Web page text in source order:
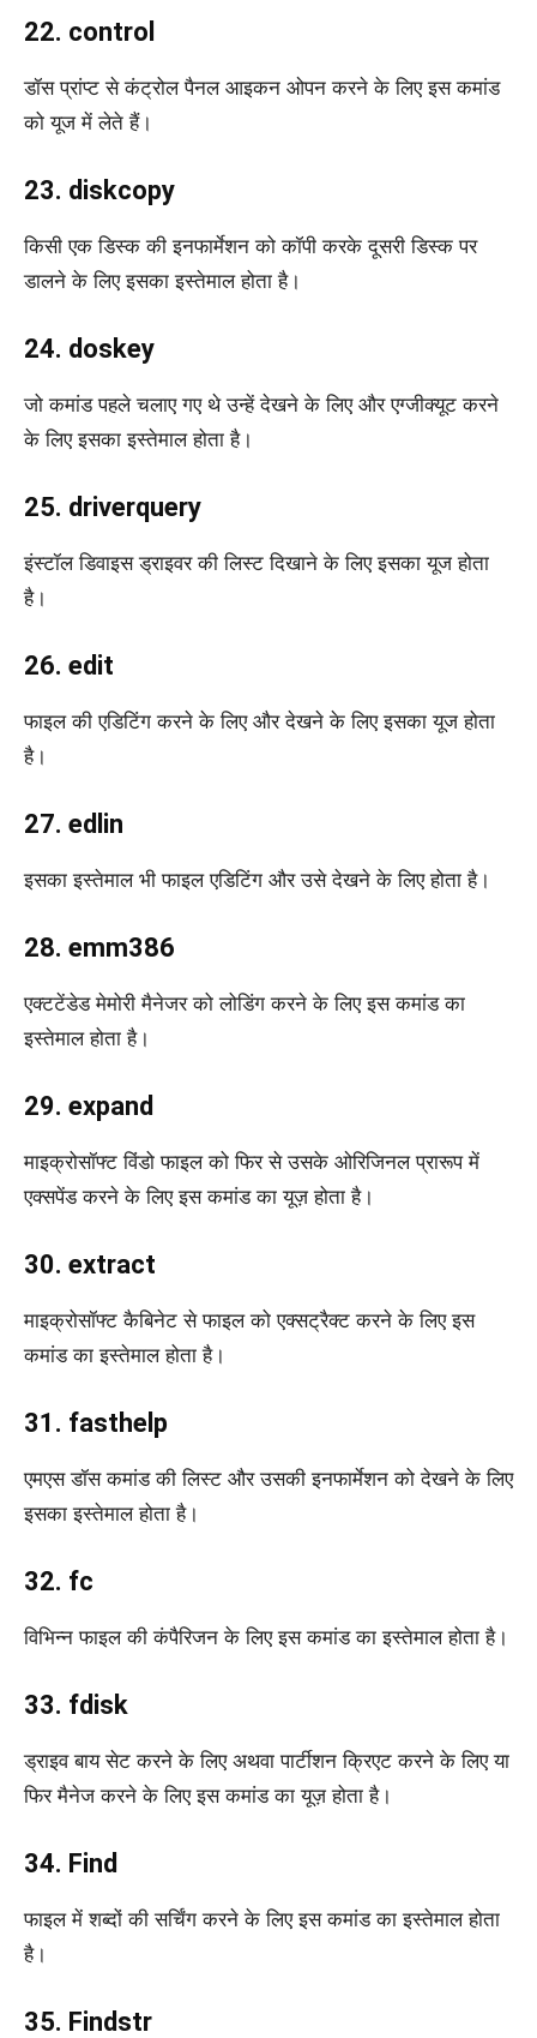
22. control
डॉस प्रांप्ट से कंट्रोल पैनल आइकन ओपन करने के लिए इस कमांड
को यूज में लेते हैं।
23. diskcopy
किसी एक डिस्क की इनफार्मेशन को कॉपी करके दूसरी डिस्क पर
डालने के लिए इसका इस्तेमाल होता है।
24. doskey
जो कमांड पहले चलाए गए थे उन्हें देखने के लिए और एग्जीक्यूट करने
के लिए इसका इस्तेमाल होता है।
25. driverquery
इंस्टॉल डिवाइस ड्राइवर की लिस्ट दिखाने के लिए इसका यूज होता
है।
26. edit
फाइल की एडिटिंग करने के लिए और देखने के लिए इसका यूज होता
है।
27. edlin
इसका इस्तेमाल भी फाइल एडिटिंग और उसे देखने के लिए होता है।
28. emm386
एक्‍टटेंडेड मेमोरी मैनेजर को लोडिंग करने के लिए इस कमांड का
इस्तेमाल होता है।
29. expand
माइक्रोसॉफ्ट विंडो फाइल को फिर से उसके ओरिजिनल प्रारूप में
एक्सपेंड करने के लिए इस कमांड का यूज़ होता है।
30. extract
माइक्रोसॉफ्ट कैबिनेट से फाइल को एक्‍सट्रैक्‍ट करने के लिए इस
कमांड का इस्तेमाल होता है।
31. fasthelp
एमएस डॉस कमांड की लिस्ट और उसकी इनफार्मेशन को देखने के लिए
इसका इस्तेमाल होता है।
32. fc
विभिन्न फाइल की कंपैरिजन के लिए इस कमांड का इस्तेमाल होता है।
33. fdisk
ड्राइव बाय सेट करने के लिए अथवा पार्टीशन क्रिएट करने के लिए या
फिर मैनेज करने के लिए इस कमांड का यूज़ होता है।
34. Find
फाइल में शब्दों की सर्चिंग करने के लिए इस कमांड का इस्तेमाल होता
है।
35. Findstr